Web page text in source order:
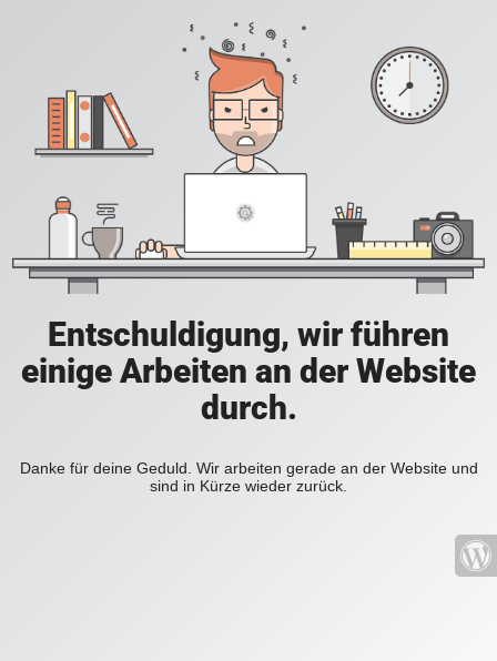
Entschuldigung, wir führen
einige Arbeiten an der Website
durch.
Danke für deine Geduld. Wir arbeiten gerade an der Website und
sind in Kürze wieder zurück.